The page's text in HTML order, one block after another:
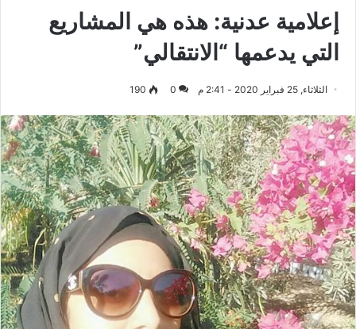
إعلامية عدنية: هذه هي المشاريع
التي يدعمها “الانتقالي”
الثلاثاء, 25 فبراير 2020 - 2:41 م 0
190